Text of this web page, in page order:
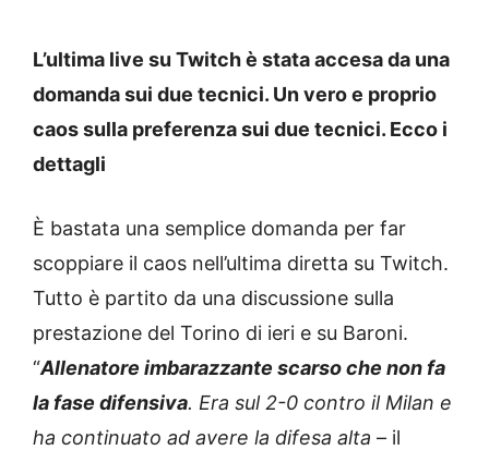
L’ultima live su Twitch è stata accesa da una
domanda sui due tecnici. Un vero e proprio
caos sulla preferenza sui due tecnici. Ecco i
dettagli
È bastata una semplice domanda per far
scoppiare il caos nell’ultima diretta su Twitch.
Tutto è partito da una discussione sulla
prestazione del Torino di ieri e su Baroni.
“Allenatore imbarazzante scarso che non fa
la fase difensiva. Era sul 2-0 contro il Milan e
ha continuato ad avere la difesa alta – il